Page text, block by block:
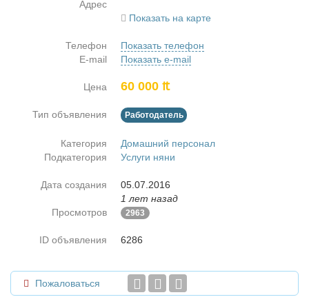
Адрес
Показать на карте
Телефон
Показать телефон
E-mail
Показать e-mail
Цена 60 000 ₶
Тип объявления Работодатель
Категория
Домашний персонал
Подкатегория
Услуги няни
Дата создания
05.07.2016
1 лет назад
Просмотров
2963
ID объявления 6286
Пожаловаться